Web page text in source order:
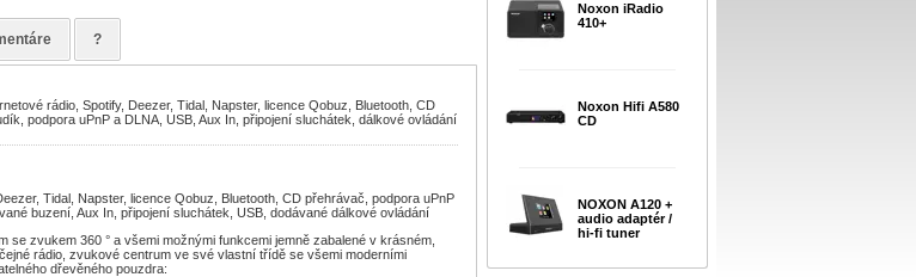
Noxon iRadio
410+
Noxon Hifi A580
CD
NOXON A120 +
audio adaptér /
hi-fi tuner
?
rádio, Spotify, Deezer, Tidal, Napster, licence Qobuz, Bluetooth, CD
podpora uPnP a DLNA, USB, Aux In, připojení sluchátek, dálkové ovládání
Tidal, Napster, licence Qobuz, Bluetooth, CD přehrávač, podpora uPnP
buzení, Aux In, připojení sluchátek, USB, dodávané dálkové ovládání
se zvukem 360 ° a všemi možnými funkcemi jemně zabalené v krásném,
rádio, zvukové centrum ve své vlastní třídě se všemi moderními
dřevěného pouzdra: